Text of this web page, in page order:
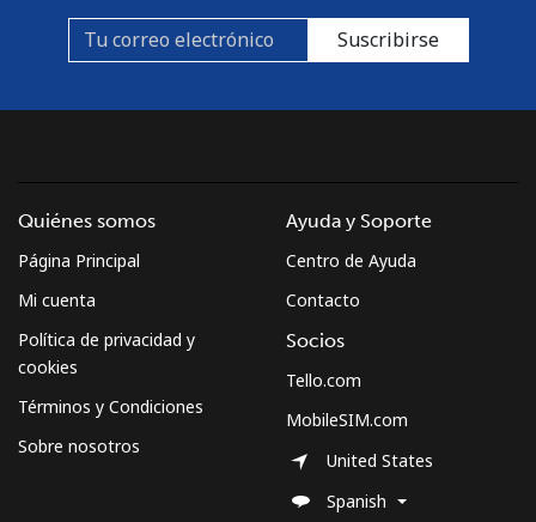
Suscribirse
Quiénes somos
Página Principal
Mi cuenta
Política de privacidad y
cookies
Términos y Condiciones
Sobre nosotros
Ayuda y Soporte
Centro de Ayuda
Contacto
Socios
Tello.com
MobileSIM.com
United States
Spanish